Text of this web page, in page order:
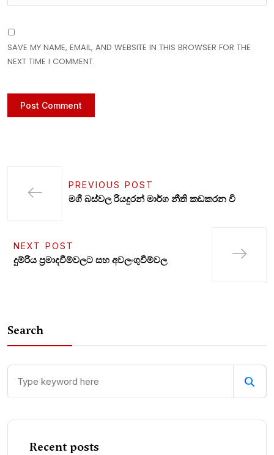
SAVE MY NAME, EMAIL, AND WEBSITE IN THIS BROWSER FOR THE
NEXT TIME I COMMENT.
PREVIOUS POST
මගී බස්වල රියදුරන් මාර්ග නීති කඩකරන වි
NEXT POST
දුම්රිය ප්‍රමාදවීම්වලට සහ අවලංගුවීම්වල
Search
Recent posts